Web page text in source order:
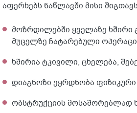
აფერხებს ნაწლავში მისი
მოზრდილებში ყველაზე ხშირი
მუცელზე ჩატარებული
ხშირია ტკივილი, ცხელება,
დიაგნოზი ეყრდნობა
ობსტრუქციის მოსაშორებლად